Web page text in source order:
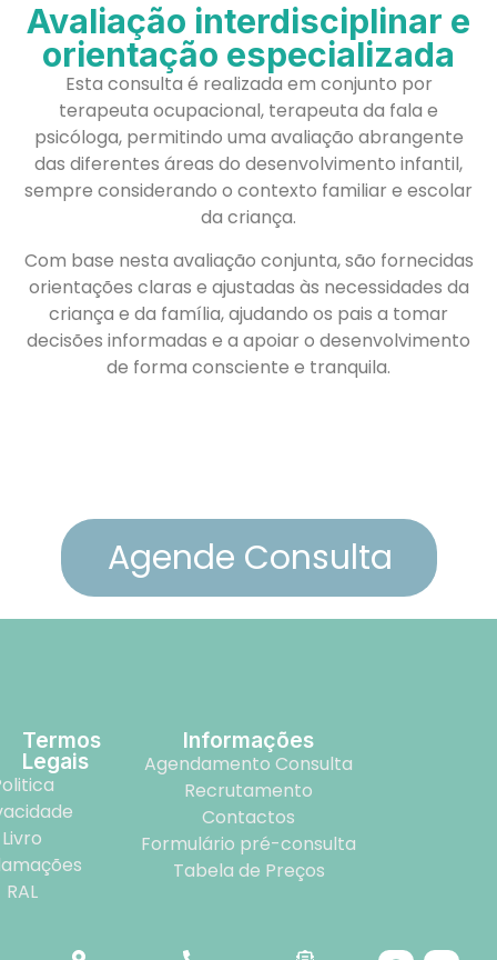
Avaliação interdisciplinar e
orientação especializada
Esta consulta é realizada em conjunto por
terapeuta ocupacional, terapeuta da fala e
psicóloga, permitindo uma avaliação abrangente
das diferentes áreas do desenvolvimento infantil,
sempre considerando o contexto familiar e escolar
da criança.
Com base nesta avaliação conjunta, são fornecidas
orientações claras e ajustadas às necessidades da
criança e da família, ajudando os pais a tomar
decisões informadas e a apoiar o desenvolvimento
de forma consciente e tranquila.
Agende Consulta
Termos
Legais
Livro
RAL
Informações
Agendamento Consulta
Recrutamento
Contactos
Formulário pré-consulta
Tabela de Preços